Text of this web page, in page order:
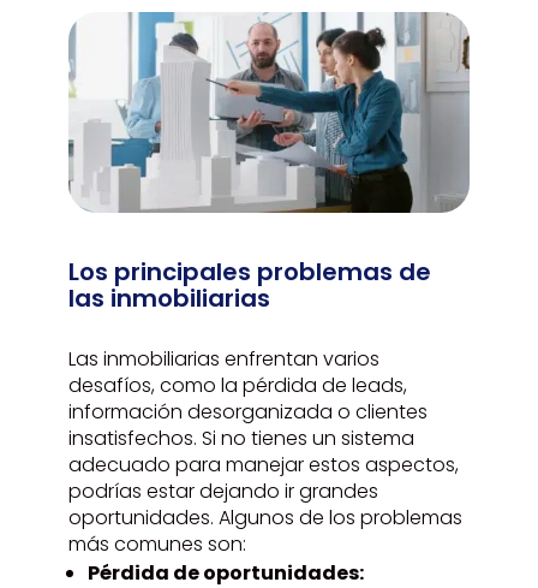
Los principales problemas de
las inmobiliarias
Las inmobiliarias enfrentan varios
desafíos, como la pérdida de leads,
información desorganizada o clientes
insatisfechos. Si no tienes un sistema
adecuado para manejar estos aspectos,
podrías estar dejando ir grandes
oportunidades. Algunos de los problemas
más comunes son:
Pérdida de oportunidades: